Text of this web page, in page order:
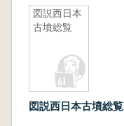
図説西日本
古墳総覧
図説西日本古墳総覧